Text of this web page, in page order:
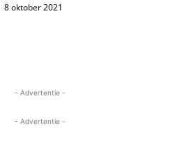
8 oktober 2021
- Advertentie -
- Advertentie -